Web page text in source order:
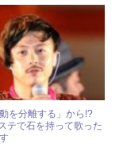
動を分離する」から!?
テで石を持って歌った